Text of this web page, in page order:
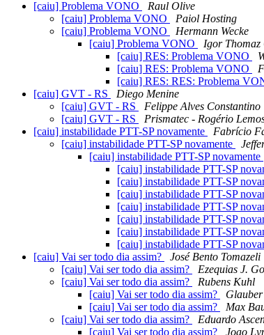
[caiu] Problema VONO
Raul Olive
[caiu] Problema VONO
Paiol Hosting
[caiu] Problema VONO
Hermann Wecke
[caiu] Problema VONO
Igor Thomaz
[caiu] RES: Problema VONO
[caiu] RES: Problema VONO
[caiu] RES: RES: Problema
[caiu] GVT - RS
Diego Menine
[caiu] GVT - RS
Felippe Alves Constantino
[caiu] GVT - RS
Prismatec - Rogério
[caiu] instabilidade PTT-SP novamente
Fabrício
[caiu] instabilidade PTT-SP novamente
[caiu] instabilidade PTT-SP novamente
[caiu] instabilidade PTT-SP
[caiu] instabilidade PTT-SP
[caiu] instabilidade PTT-SP
[caiu] instabilidade PTT-SP
[caiu] instabilidade PTT-SP
[caiu] instabilidade PTT-SP
[caiu] instabilidade PTT-SP
[caiu] Vai ser todo dia assim?
José Bento Tomazeli
[caiu] Vai ser todo dia assim?
Ezequias J.
[caiu] Vai ser todo dia assim?
Rubens Kuhl
[caiu] Vai ser todo dia assim?
[caiu] Vai ser todo dia assim?
Max
[caiu] Vai ser todo dia assim?
Eduardo
[caiu] Vai ser todo dia assim?
Joao